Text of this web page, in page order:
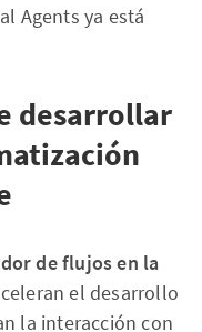
Agents ya está
desarrollar
de flujos en la
el desarrollo
la interacción con